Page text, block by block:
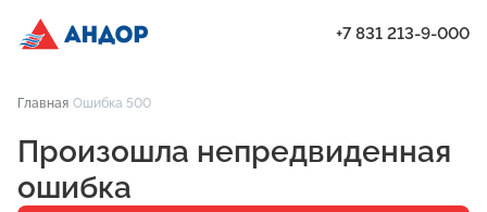
Проекты
Квартиры
Паркинг
+7 831 213-9-000
Главная Ошибка 500
Произошла непредвиденная
ошибка